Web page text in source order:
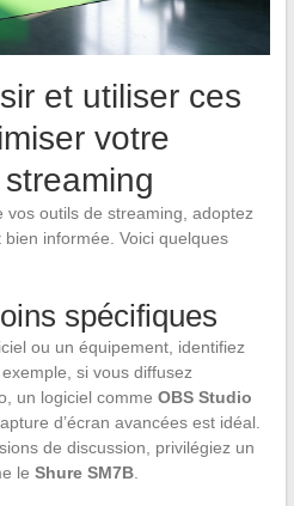
et utiliser ces
votre
vos outils de streaming, adoptez
informée. Voici quelques
spécifiques
ou un équipement, identifiez
si vous diffusez
un logiciel comme OBS Studio
d’écran avancées est idéal.
de discussion, privilégiez un
le Shure SM7B.